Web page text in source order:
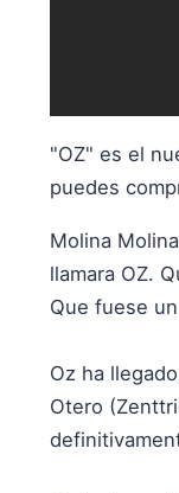
"OZ" es el
puedes
Molina
llamara OZ.
Que fuese
Oz ha
Otero